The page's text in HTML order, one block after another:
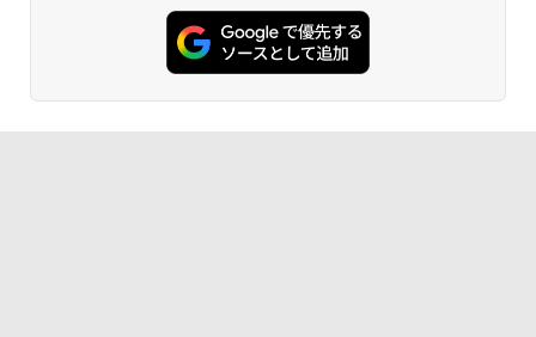
ない、大きな画面で読みやすい、6週間持
続バッテリー、6インチディスプレイ電子
書籍リーダー、ブラック、16GB、広告な